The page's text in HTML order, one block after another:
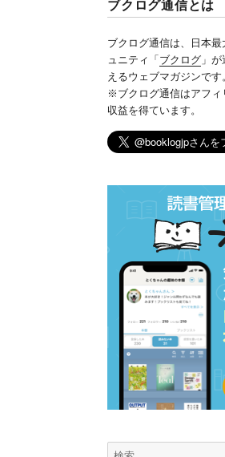
ブクログ通信とは
ブクログ通信は、日本
ュニティ「 ブクログ 」
えるウェブマガジンです
※ブクログ通信はアフィ
収益を得ています。
検